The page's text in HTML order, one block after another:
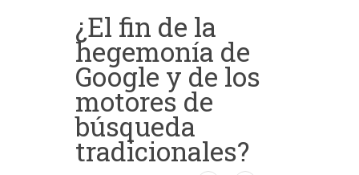
¿El fin de la
hegemonía de
Google y de los
motores de
búsqueda
tradicionales?